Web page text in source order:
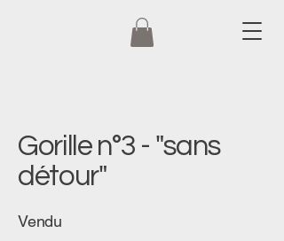
Gorille n°3 - "sans
détour"
Vendu